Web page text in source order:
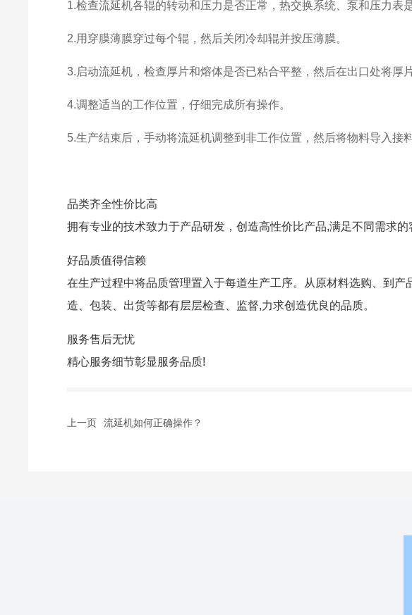
1.检查流延机各辊的转动和压力是否正常，热交换系统、泵和压力表
2.用穿膜薄膜穿过每个辊，然后关闭冷却辊并按压薄膜。
3.启动流延机，检查厚片和熔体是否已粘合平整，然后在出口处将厚
4.调整适当的工作位置，仔细完成所有操作。
5.生产结束后，手动将流延机调整到非工作位置，然后将物料导入接
品类齐全性价比高
拥有专业的技术致力于产品研发，创造高性价比产品,满足不同需求的
好品质值得信赖
在生产过程中将品质管理置入于每道生产工序。从原材料选购、到产
造、包装、出货等都有层层检查、监督,力求创造优良的品质。
服务售后无忧
精心服务细节彰显服务品质!
上一页 流延机如何正确操作？